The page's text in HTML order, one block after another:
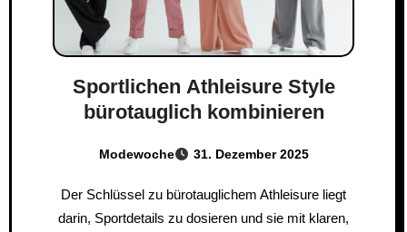
Sportlichen Athleisure Style
bürotauglich kombinieren
Modewoche 31. Dezember 2025
Der Schlüssel zu bürotauglichem Athleisure liegt
darin, Sportdetails zu dosieren und sie mit klaren,